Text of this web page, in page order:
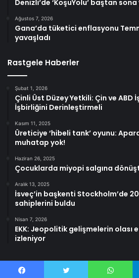
Denizli’de ‘KoşuYolu’ baştan
Ağustos 7, 2026
Gana’da tüketici enflasyonu
yavaşladı
Rastgele Haberler
Şubat 1, 2026
Çinli Üst Düzey Yetkili: Çin ve ABD
İşbirliğini Derinleştirmeli
Kasım 11, 2025
Üreticiye ‘hibeli tank’ oyunu:
muhatap yok!
Haziran 26, 2025
Çocuklarda miyopi salgına
Aralık 13, 2025
İsveç’in başkenti Stockholm’de
sahiplerini buldu
Nisan 7, 2026
EKK: Jeopolitik gelişmelerin olası
izleniyor